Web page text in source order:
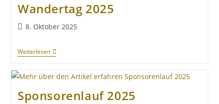
Wandertag 2025
8. Oktober 2025
Weiterlesen
Sponsorenlauf 2025